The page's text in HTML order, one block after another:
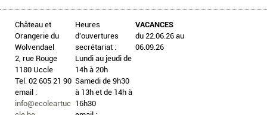
Château et
Orangerie du
Wolvendael
2, rue Rouge
1180 Uccle
Tel. 02 605 21 90
email :
info@ecoleartuc
Heures
d'ouvertures
secrétariat :
Lundi au jeudi de
14h à 20h
Samedi de 9h30
à 13h et de 14h à
16h30
VACANCES
du 22.06.26 au
06.09.26